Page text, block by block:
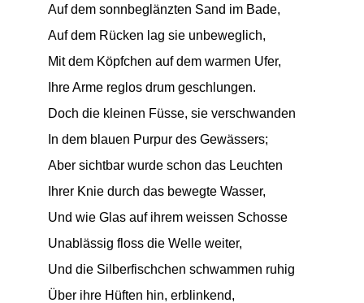
Auf dem sonnbeglänzten Sand im Bade,
Auf dem Rücken lag sie unbeweglich,
Mit dem Köpfchen auf dem warmen Ufer,
Ihre Arme reglos drum geschlungen.
Doch die kleinen Füsse, sie verschwanden
In dem blauen Purpur des Gewässers;
Aber sichtbar wurde schon das Leuchten
Ihrer Knie durch das bewegte Wasser,
Und wie Glas auf ihrem weissen Schosse
Unablässig floss die Welle weiter,
Und die Silberfischchen schwammen ruhig
Über ihre Hüften hin, erblinkend,